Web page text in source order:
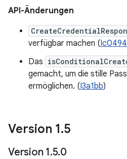
API-Änderungen
verfügbar machen (Ic0494
Das
gemacht, um die stille
ermöglichen. (I3a1bb)
Version 1.5
Version 1.5.0